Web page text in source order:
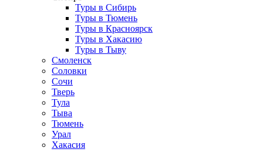
Туры в Сибирь
Туры в Тюмень
Туры в Красноярск
Туры в Хакасию
Туры в Тыву
Смоленск
Соловки
Сочи
Тверь
Тула
Тыва
Тюмень
Урал
Хакасия